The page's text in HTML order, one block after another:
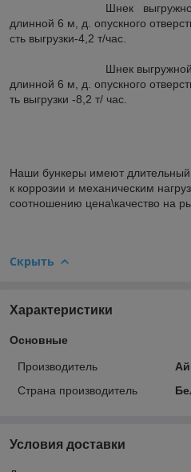
Шнек выгружной
длинной 6 м, д. опускного
сть выгрузки-4,2 т/час.
Шнек выгружной
длинной 6 м, д. опускного
ть выгрузки -8,2 т/ час.
Наши бункеры имеют длительный
к коррозии и механическим
соотношению цена\качество на
Скрыть
Характеристики
Основные
Производитель
Страна производитель
Условия доставки